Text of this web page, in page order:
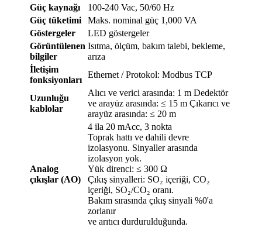
Güç kaynağı
100-240 Vac, 50/60 Hz
Güç tüketimi
Maks. nominal güç 1,000 VA
Göstergeler
LED göstergeler
Görüntülenen
bilgiler
Isıtma, ölçüm, bakım talebi, bekleme,
arıza
İletişim
fonksiyonları
Ethernet / Protokol: Modbus TCP
Uzunluğu
kablolar
Alıcı ve verici arasında: 1 m Dedektör
ve arayüz arasında: ≤ 15 m Çıkarıcı ve
arayüz arasında: ≤ 20 m
Analog
çıkışlar (AO)
4 ila 20 mAcc, 3 nokta
Toprak hattı ve dahili devre
izolasyonu. Sinyaller arasında
izolasyon yok.
Yük direnci: ≤ 300 Ω
Çıkış sinyalleri: SO₂ içeriği, CO₂
içeriği, SO₂/CO₂ oranı.
Bakım sırasında çıkış sinyali %0'a
zorlanır
ve arıtıcı durdurulduğunda.